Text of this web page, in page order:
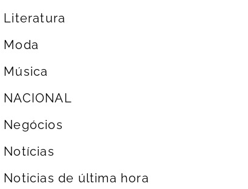
Literatura
Moda
Música
NACIONAL
Negócios
Notícias
Noticias de última hora